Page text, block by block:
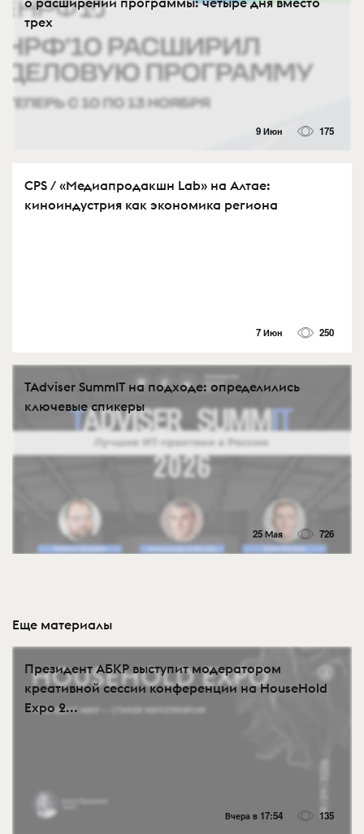
трех
9 Июн 175
CPS / «Медиапродакшн Lab» на Алтае:
киноиндустрия как экономика региона
7 Июн 250
TAdviser SummIT на подходе: определились
ключевые спикеры
25 Мая 726
Еще материалы
Президент АБКР выступит модератором
креативной сессии конференции на HouseHold
Expo 2...
Вчера в 17:54 135